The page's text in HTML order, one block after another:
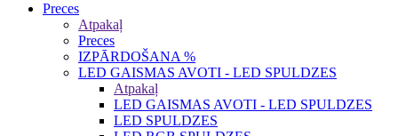
Preces
Atpakaļ
Preces
IZPĀRDOŠANA %
LED GAISMAS AVOTI - LED SPULDZES
Atpakaļ
LED GAISMAS AVOTI - LED SPULDZES
LED SPULDZES